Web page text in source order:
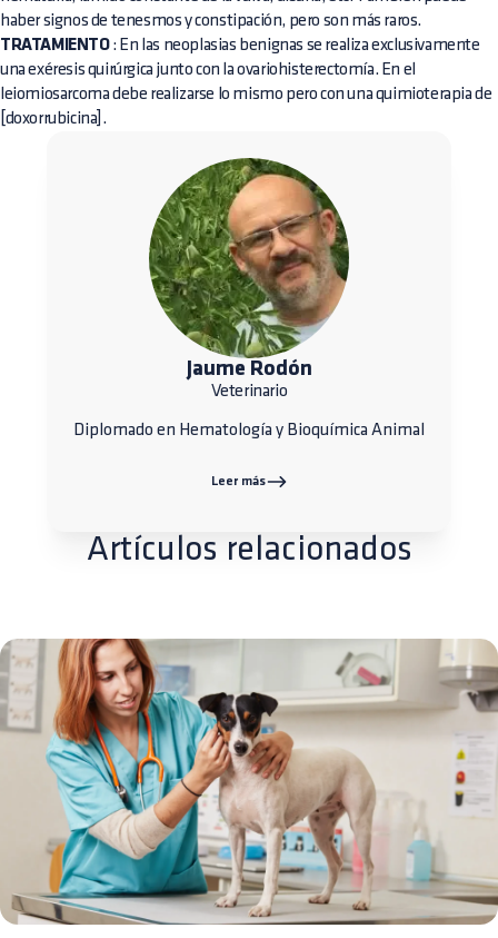
haber signos de tenesmos y constipación, pero son más raros.
TRATAMIENTO: En las neoplasias benignas se realiza exclusivamente
una exéresis quirúrgica junto con la ovariohisterectomía. En el
leiomiosarcoma debe realizarse lo mismo pero con una quimioterapia de
[doxorrubicina].
Jaume Rodón
Veterinario
Diplomado en Hematología y Bioquímica Animal
Leer más
Artículos relacionados